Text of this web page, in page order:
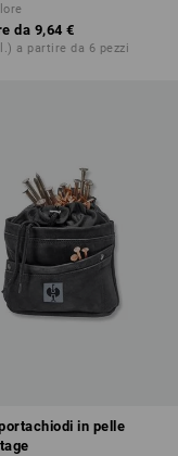
da 9,64 €
a partire da 6 pezzi
in pelle